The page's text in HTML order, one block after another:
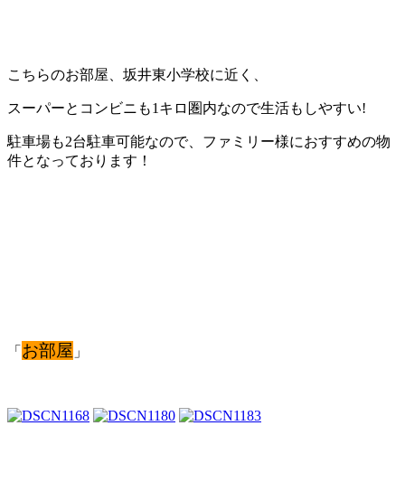
こちらのお部屋、坂井東小学校に近く、
スーパーとコンビニも1キロ圏内なので生活もしやすい!
駐車場も2台駐車可能なので、ファミリー様におすすめの物
件となっております！
「 お部屋 」